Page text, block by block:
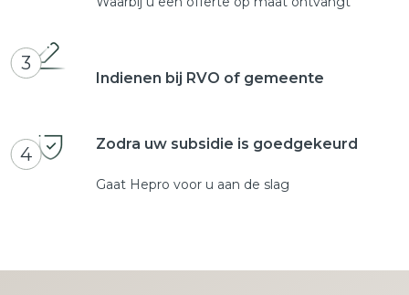
3
Indienen bij RVO of gemeente
4 Zodra uw subsidie is goedgekeurd
Gaat Hepro voor u aan de slag